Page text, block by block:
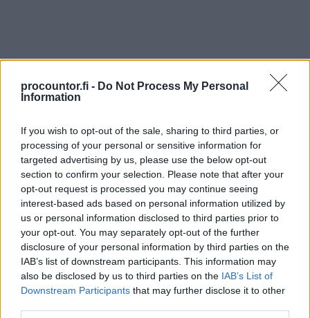
procountor.fi - Do Not Process My Personal
Information
If you wish to opt-out of the sale, sharing to third parties, or
processing of your personal or sensitive information for
targeted advertising by us, please use the below opt-out
section to confirm your selection. Please note that after your
opt-out request is processed you may continue seeing
interest-based ads based on personal information utilized by
us or personal information disclosed to third parties prior to
your opt-out. You may separately opt-out of the further
disclosure of your personal information by third parties on the
IAB’s list of downstream participants. This information may
also be disclosed by us to third parties on the IAB’s List of
Downstream Participants that may further disclose it to other
Viimeisimmät:
Finagon yrityslainan kilpailutuspalvelu
tukee pk-yritysten kasvua – reaaliaikainen
talousdata nopeuttaa rahoituspäätöksiä
Finagon vastuullisuus 2025 – ihmiset,
tietoturva ja toimitusketju painopisteinä